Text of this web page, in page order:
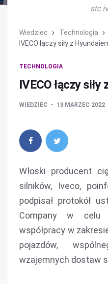
Wiedziec
Technologia
IVECO łączy siły z
TECHNOLOGIA
IVECO łączy
WIEDZIEC 13 MARZEC 2022
Włoski producent
silników, Iveco,
podpisał protokół
Company w celu
współpracy w
pojazdów,
wzajemnych dostaw